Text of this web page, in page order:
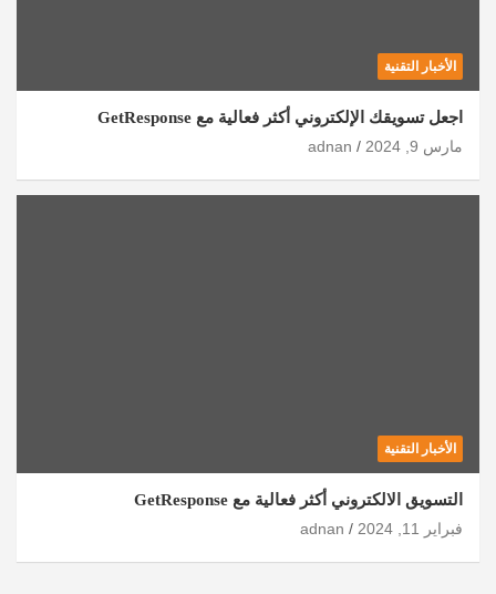
الأخبار التقنية
اجعل تسويقك الإلكتروني أكثر فعالية مع GetResponse
مارس 9, 2024
adnan
الأخبار التقنية
التسويق الالكتروني أكثر فعالية مع GetResponse
فبراير 11, 2024
adnan